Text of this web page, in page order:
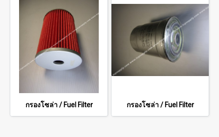
กรองโซล่า / Fuel Filter กรองโซล่า / Fuel Filter